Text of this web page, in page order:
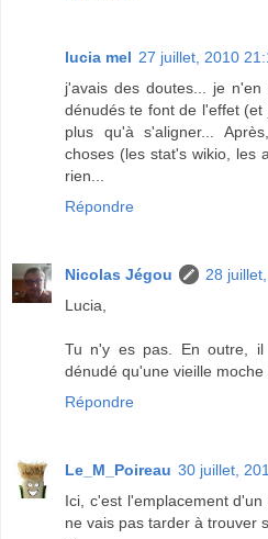
lucia mel 27 juillet, 2010
j'avais des doutes... je
dénudés te font de l'effet
plus qu'à s'aligner...
choses (les stat's wikio, les
rien...
Répondre
Nicolas Jégou
28
Lucia,
Tu n'y es pas. En outre, il
dénudé qu'une vieille moche
Répondre
Le_M_Poireau 30 juillet,
Ici, c'est l'emplacement
ne vais pas tarder à trouver